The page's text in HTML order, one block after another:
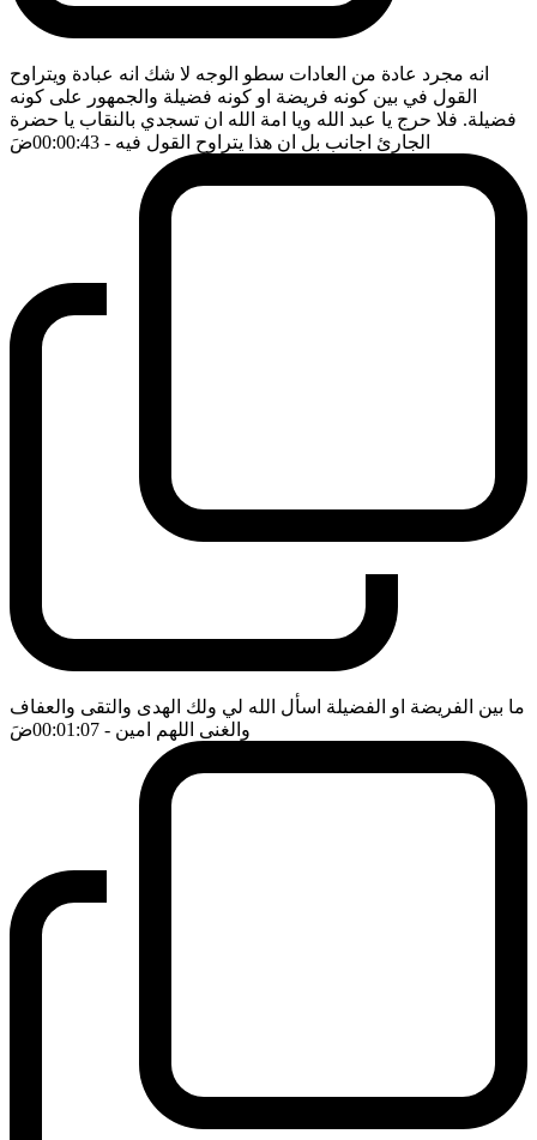
انه مجرد عادة من العادات سطو الوجه لا شك انه عبادة ويتراوح
القول في بين كونه فريضة او كونه فضيلة والجمهور على كونه
فضيلة. فلا حرج يا عبد الله ويا امة الله ان تسجدي بالنقاب يا حضرة
الجارئ اجانب بل ان هذا يتراوح القول فيه - 00:00:43 ضَ
ما بين الفريضة او الفضيلة اسأل الله لي ولك الهدى والتقى والعفاف
والغنى اللهم امين - 00:01:07 ضَ